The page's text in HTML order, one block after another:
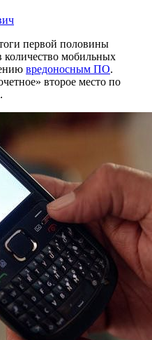
первой половины
количество мобильных
вредоносным ПО.
второе место по